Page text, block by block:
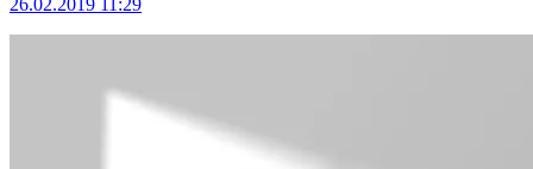
26.02.2019 11:29